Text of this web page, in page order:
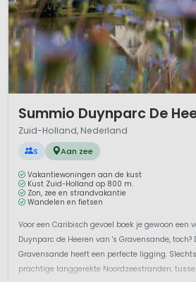
Zuid-Holland, Nederland
S Aan zee
Vakantiewoningen aan de kust
Kust Zuid-Holland op 800 m.
Zon, zee en strandvakantie
Wandelen en fietsen
Voor een Caribisch gevoel boek je gewoon een
Duynparc de Heeren van 's Gravensande, toch?
Gravensande heeft een perfecte ligging.
prachtige langgerekte Noordzeestranden,